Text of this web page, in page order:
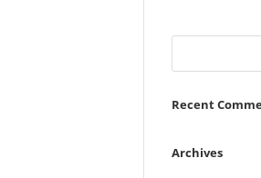
Recent
Archives